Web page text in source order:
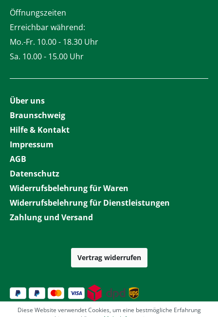
Öffnungszeiten
Erreichbar während:
Mo.-Fr. 10.00 - 18.30 Uhr
Sa. 10.00 - 15.00 Uhr
Über uns
Braunschweig
Hilfe & Kontakt
Impressum
AGB
Datenschutz
Widerrufsbelehrung für Waren
Widerrufsbelehrung für Dienstleistungen
Zahlung und Versand
Vertrag widerrufen
Diese Website verwendet Cookies, um eine bestmögliche Erfahrung